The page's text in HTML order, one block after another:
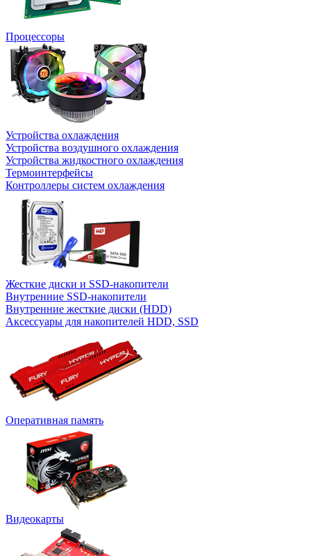
Процессоры
Устройства охлаждения
Устройства воздушного охлаждения
Устройства жидкостного охлаждения
Термоинтерфейсы
Контроллеры систем охлаждения
Жесткие диски и SSD-накопители
Внутренние SSD-накопители
Внутренние жесткие диски (HDD)
Аксессуары для накопителей HDD, SSD
Оперативная память
Видеокарты